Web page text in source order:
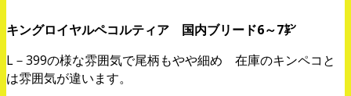
キングロイヤルペコルティア 国内ブリード6～7㌢
L－399の様な雰囲気で尾柄もやや細め 在庫のキンペコと
は雰囲気が違います。